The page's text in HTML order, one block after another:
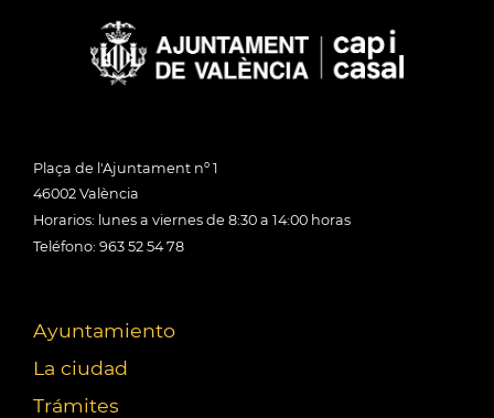
Plaça de l'Ajuntament nº 1
46002 València
Horarios: lunes a viernes de 8:30 a 14:00 horas
Teléfono: 963 52 54 78
Ayuntamiento
La ciudad
Trámites